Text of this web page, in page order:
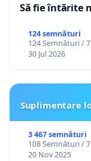
Să fie întărite
124 semnături
124 Semnături /
30 Jul 2026
Suplimentare
3 467 semnături
108 Semnături /
20 Nov 2025